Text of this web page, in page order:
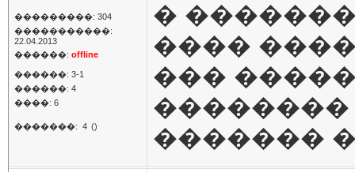
���������: 304
�����������:
22.04.2013
������: offline
������: 3-1
������: 4
����: 6
�������: 4 ()
�
����
���
�������